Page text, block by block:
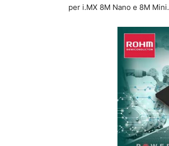
per i.MX 8M Nano e 8M Mini.